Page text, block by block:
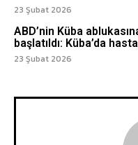
23 Şubat 2026
ABD’nin Küba
başlatıldı: Küba’da
23 Şubat 2026